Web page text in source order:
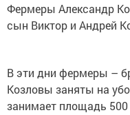
Фермеры Александр
сын Виктор и Андрей
В эти дни фермеры –
Козловы заняты на
занимает площадь 500